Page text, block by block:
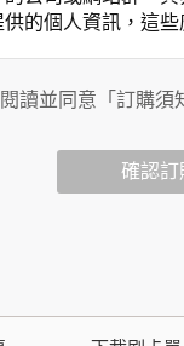
的個人資訊，這
人資料的行為，
讀並同意「訂購須
確認訂